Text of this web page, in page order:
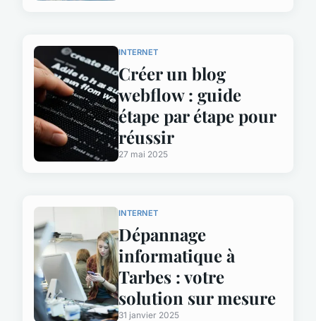
INTERNET
Créer un blog
webflow : guide
étape par étape pour
réussir
27 mai 2025
INTERNET
Dépannage
informatique à
Tarbes : votre
solution sur mesure
31 janvier 2025